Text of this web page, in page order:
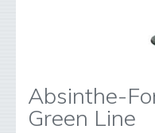
Absinthe-
Green Line